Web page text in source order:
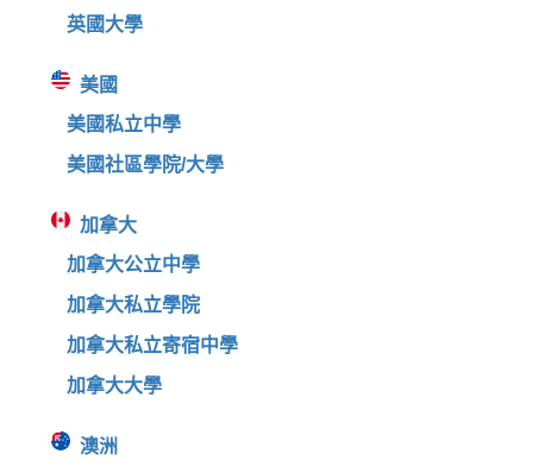
英國大學
美國
美國私立中學
美國社區學院/大學
加拿大
加拿大公立中學
加拿大私立學院
加拿大私立寄宿中學
加拿大大學
澳洲